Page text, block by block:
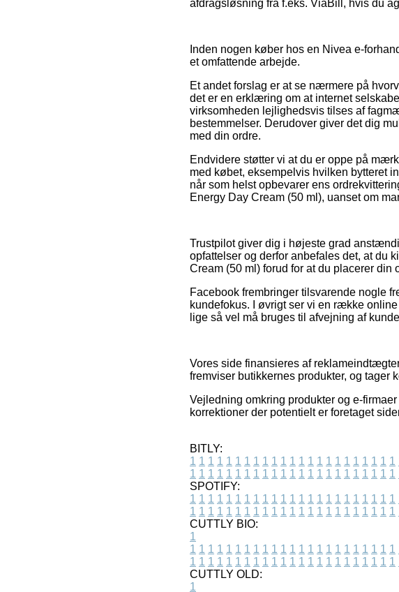
afdragsløsning fra f.eks. ViaBill, hvis du
Inden nogen køber hos en Nivea e-
et omfattende arbejde.
Et andet forslag er at se nærmere på
det er en erklæring om at internet
virksomheden lejlighedsvis tilses af
bestemmelser. Derudover giver det dig
med din ordre.
Endvidere støtter vi at du er oppe på
med købet, eksempelvis hvilken bytteret
når som helst opbevarer ens
Energy Day Cream (50 ml), uanset om
Trustpilot giver dig i højeste grad
opfattelser og derfor anbefales det, at du
Cream (50 ml) forud for at du placerer din
Facebook frembringer tilsvarende nogle
kundefokus. I øvrigt ser vi en række
lige så vel må bruges til afvejning af
Vores side finansieres af
fremviser butikkernes produkter, og tager
Vejledning omkring produkter og e-
korrektioner der potentielt er foretaget
BITLY:
1 1 1 1 1 1 1 1 1 1 1 1 1 1 1 1 1 1 1 1 1 1 1
1 1 1 1 1 1 1 1 1 1 1 1 1 1 1 1 1 1 1 1 1 1 1
SPOTIFY:
1 1 1 1 1 1 1 1 1 1 1 1 1 1 1 1 1 1 1 1 1 1 1
1 1 1 1 1 1 1 1 1 1 1 1 1 1 1 1 1 1 1 1 1 1 1
CUTTLY BIO:
1
1 1 1 1 1 1 1 1 1 1 1 1 1 1 1 1 1 1 1 1 1 1 1
1 1 1 1 1 1 1 1 1 1 1 1 1 1 1 1 1 1 1 1 1 1 1
CUTTLY OLD:
1